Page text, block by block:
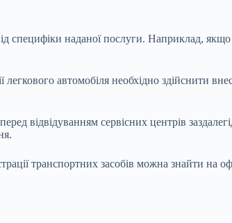
специфіки наданої послуги. Наприклад,
автомобіля необхідно здійснити
відвідуванням сервісних центрів
транспортних засобів можна знайти на